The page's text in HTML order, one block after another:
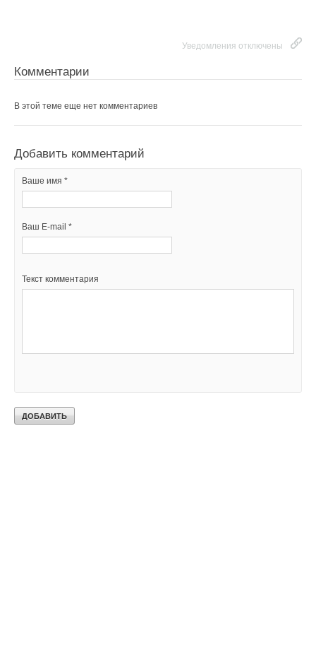
Уведомления отключены
Комментарии
В этой теме еще нет комментариев
Добавить комментарий
Ваше имя *
Ваш E-mail *
Текст комментария